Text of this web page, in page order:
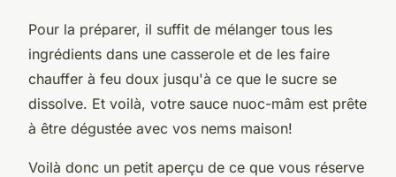
Pour la préparer, il suffit de mélanger tous les
ingrédients dans une casserole et de les faire
chauffer à feu doux jusqu'à ce que le sucre se
dissolve. Et voilà, votre sauce nuoc-mâm est prête
à être dégustée avec vos nems maison!
Voilà donc un petit aperçu de ce que vous réserve